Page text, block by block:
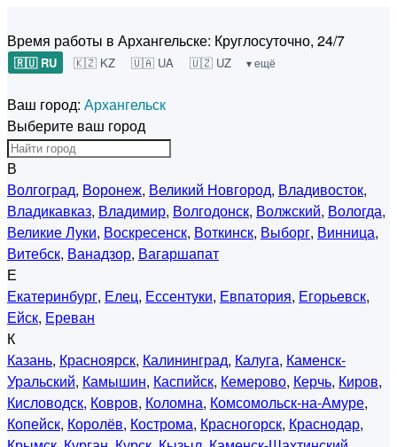
Время работы в Архангельске: Круглосуточно, 24/7
🇷🇺 RU 🇰🇿 KZ 🇺🇦 UA 🇺🇿 UZ ▾ ещё
Ваш город: Архангельск
Выберите ваш город
В
Волгоград, Воронеж, Великий Новгород, Владивосток,
Владикавказ, Владимир, Волгодонск, Волжский, Вологда,
Великие Луки, Воскресенск, Воткинск, Выборг, Винница,
Витебск, Ванадзор, Вагаршапат
Е
Екатеринбург, Елец, Ессентуки, Евпатория, Егорьевск,
Ейск, Ереван
К
Казань, Красноярск, Калининград, Калуга, Каменск-
Уральский, Камышин, Каспийск, Кемерово, Керчь, Киров,
Кисловодск, Ковров, Коломна, Комсомольск-на-Амуре,
Копейск, Королёв, Кострома, Красногорск, Краснодар,